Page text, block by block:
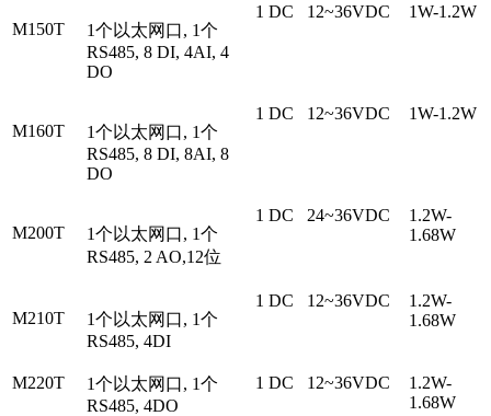
M150T
1个以太网口, 1个
RS485, 8 DI, 4AI, 4
DO
1 DC 12~36VDC 1W-1.2W
M160T
1个以太网口, 1个
RS485, 8 DI, 8AI, 8
DO
1 DC 12~36VDC 1W-1.2W
M200T
1个以太网口, 1个
RS485, 2 AO,12位
1 DC 24~36VDC
1.2W-
1.68W
M210T
1个以太网口, 1个
RS485, 4DI
1 DC 12~36VDC
1.2W-
1.68W
M220T
1个以太网口, 1个
RS485, 4DO
1 DC 12~36VDC
1.2W-
1.68W